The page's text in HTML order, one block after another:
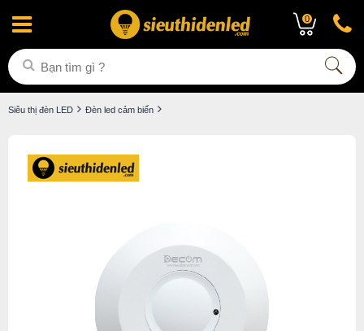
0
Siêu thị đèn LED Đèn led cảm biến